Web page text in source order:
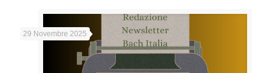
29 Novembre 2025